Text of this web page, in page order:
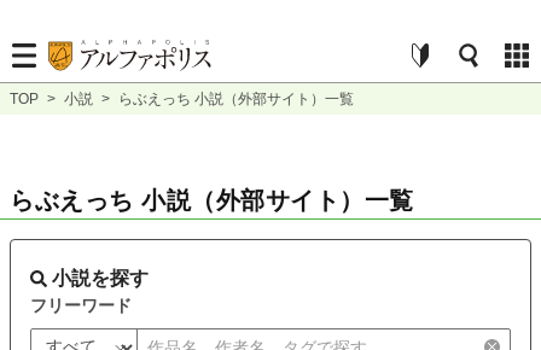
TOP > 小説 > らぶえっち 小説（外部サイト）一覧
らぶえっち 小説（外部サイト）一覧
小説を探す
フリーワード